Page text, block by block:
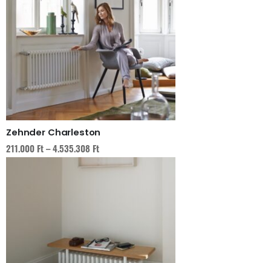
Zehnder Charleston
211.000 Ft–4.535.308 FtÁrtartomány:
211.000 Ft
-
4.535.308 Ft